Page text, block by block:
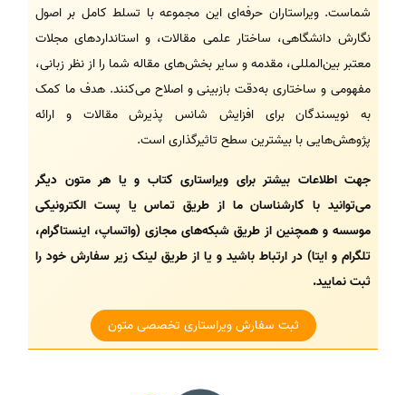
شماست. ویراستاران حرفه‌ای این مجموعه با تسلط کامل بر اصول
نگارش دانشگاهی، ساختار علمی مقالات، و استانداردهای مجلات
معتبر بین‌المللی، مقدمه و سایر بخش‌های مقاله شما را از نظر زبانی،
مفهومی و ساختاری به‌دقت بازبینی و اصلاح می‌کنند. هدف ما کمک
به نویسندگان برای افزایش شانس پذیرش مقالات و ارائه
پژوهش‌هایی با بیشترین سطح تاثیرگذاری است.
جهت اطلاعات بیشتر برای ویراستاری کتاب و یا هر متون دیگر
می‌توانید با کارشناسان ما از طریق تماس یا پست الکترونیکی
موسسه و همچنین از طریق شبکه‌های مجازی (واتساپ، اینستاگرام،
تلگرام و ایتا) در ارتباط باشید و یا از طریق لینک زیر سفارش خود را
ثبت نمایید.
ثبت سفارش ویراستاری تخصصی متون